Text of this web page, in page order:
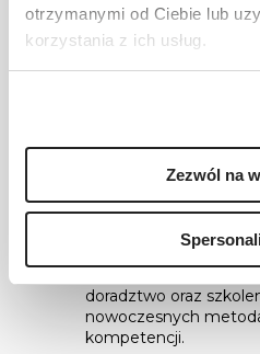
otrzymanymi od Ciebie lub
korzystania z ich usług.
Zezwól na
Pracował zarówno z
jak i instytucjami
silnych zespołów.
Brał udział w
rozwiązania w
godnościowego dla
w Afganistanie w
Ministerstwa Spraw
Jego działania
wprowadzaniu
doradztwo oraz
nowoczesnych
kompetencji.